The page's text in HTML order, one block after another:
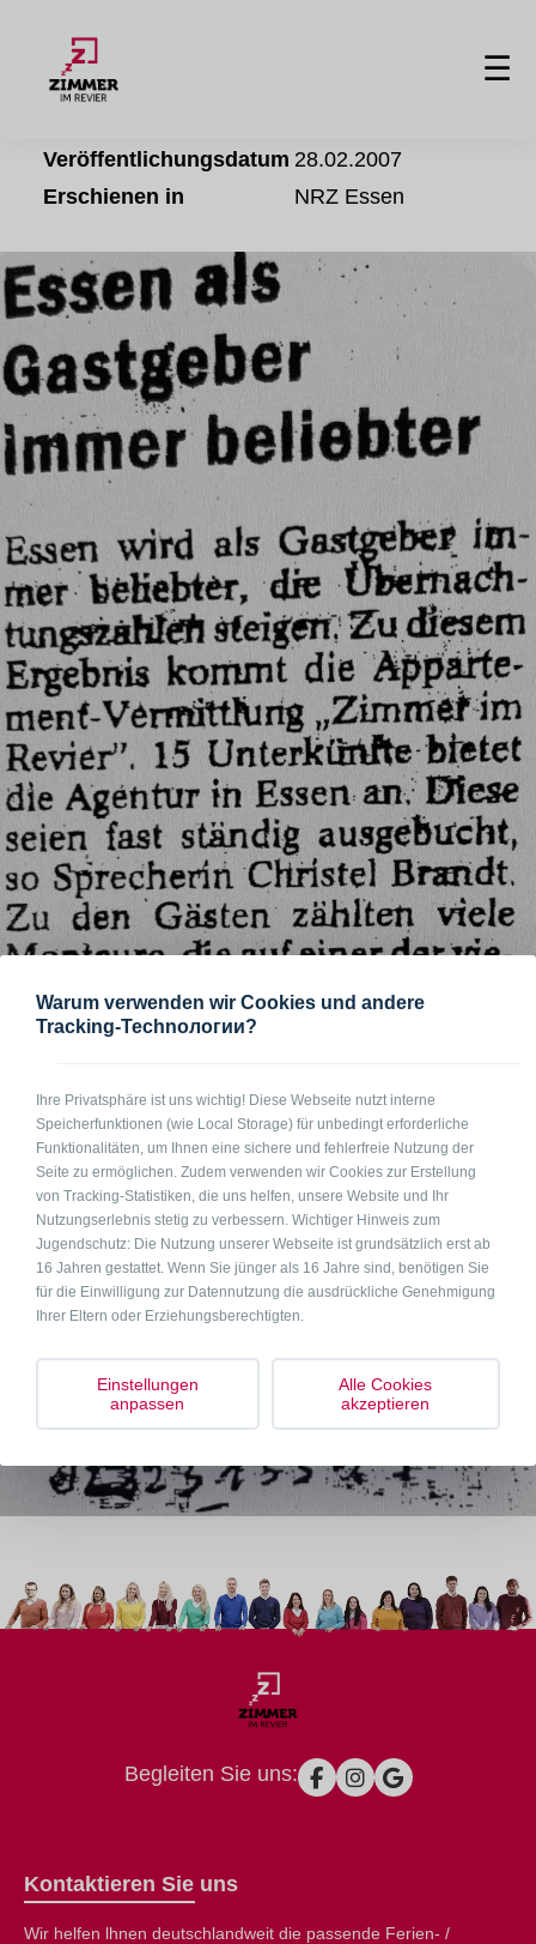
☰
Essen als Gastgeber immer
beliebter
Veröffentlichungsdatum 28.02.2007
Erschienen in
NRZ Essen
Begleiten Sie uns:
Kontaktieren Sie uns
Wir helfen lhnen deutschlandweit die passende Ferien- /
Warum verwenden wir Cookies und andere
Tracking-Technологии?
Ihre Privatsphäre ist uns wichtig! Diese Webseite nutzt interne
Speicherfunktionen (wie Local Storage) für unbedingt erforderliche
Funktionalitäten, um Ihnen eine sichere und fehlerfreie Nutzung der
Seite zu ermöglichen. Zudem verwenden wir Cookies zur Erstellung
von Tracking-Statistiken, die uns helfen, unsere Website und Ihr
Nutzungserlebnis stetig zu verbessern. Wichtiger Hinweis zum
Jugendschutz: Die Nutzung unserer Webseite ist grundsätzlich erst ab
16 Jahren gestattet. Wenn Sie jünger als 16 Jahre sind, benötigen Sie
für die Einwilligung zur Datennutzung die ausdrückliche Genehmigung
Ihrer Eltern oder Erziehungsberechtigten.
Einstellungen
anpassen
Alle Cookies
akzeptieren